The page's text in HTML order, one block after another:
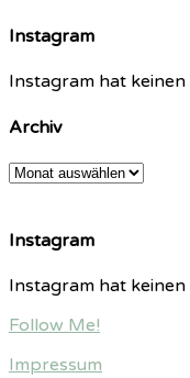
Instagram
Instagram hat
Archiv
Archiv
Instagram
Instagram hat
Follow Me!
Impressum